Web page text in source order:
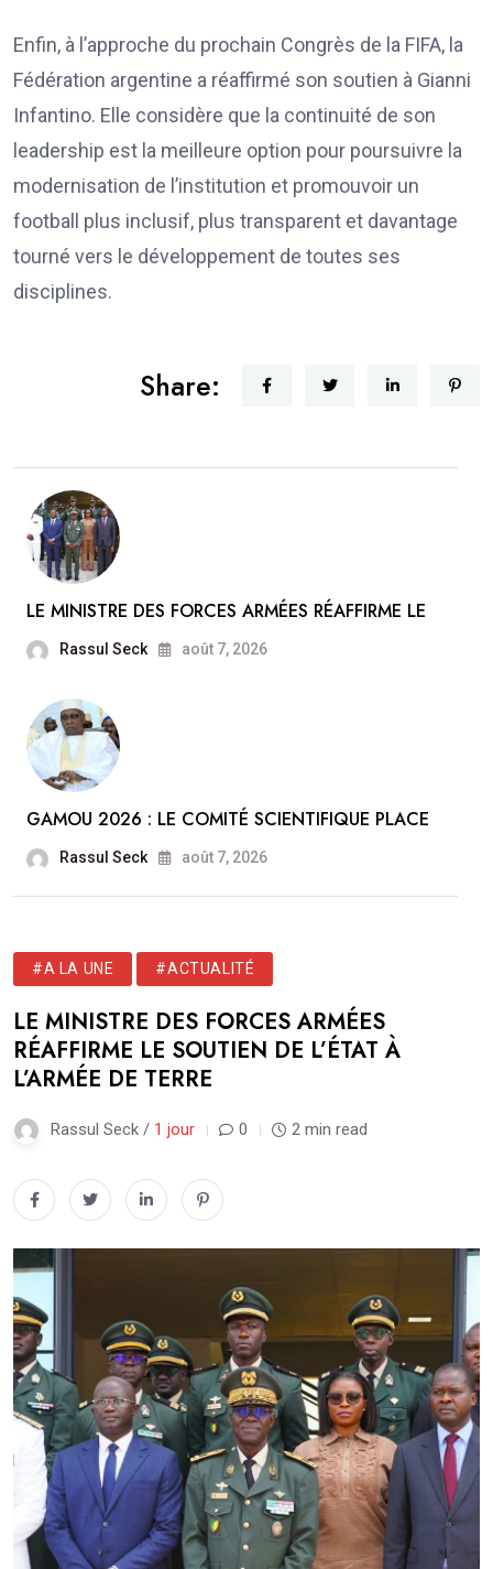
Enfin, à l’approche du prochain Congrès de la FIFA, la
Fédération argentine a réaffirmé son soutien à Gianni
Infantino. Elle considère que la continuité de son
leadership est la meilleure option pour poursuivre la
modernisation de l’institution et promouvoir un
football plus inclusif, plus transparent et davantage
tourné vers le développement de toutes ses
disciplines.
Share:
LE MINISTRE DES FORCES ARMÉES RÉAFFIRME LE
Rassul Seck août 7, 2026
GAMOU 2026 : LE COMITÉ SCIENTIFIQUE PLACE
Rassul Seck août 7, 2026
#A LA UNE #ACTUALITÉ
LE MINISTRE DES FORCES ARMÉES
RÉAFFIRME LE SOUTIEN DE L’ÉTAT À
L’ARMÉE DE TERRE
Rassul Seck / 1 jour 0 2 min read